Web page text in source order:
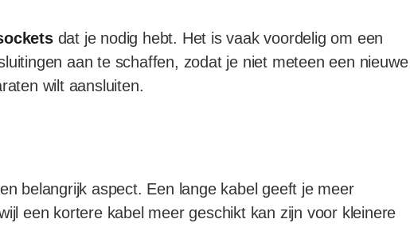
dat je nodig hebt. Het is vaak voordelig om een
aan te schaffen, zodat je niet meteen een nieuwe
wilt aansluiten.
belangrijk aspect. Een lange kabel geeft je meer
een kortere kabel meer geschikt kan zijn voor kleinere